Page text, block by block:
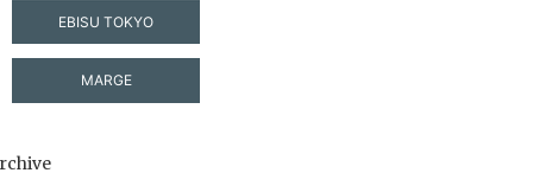
EBISU TOKYO
MARGE